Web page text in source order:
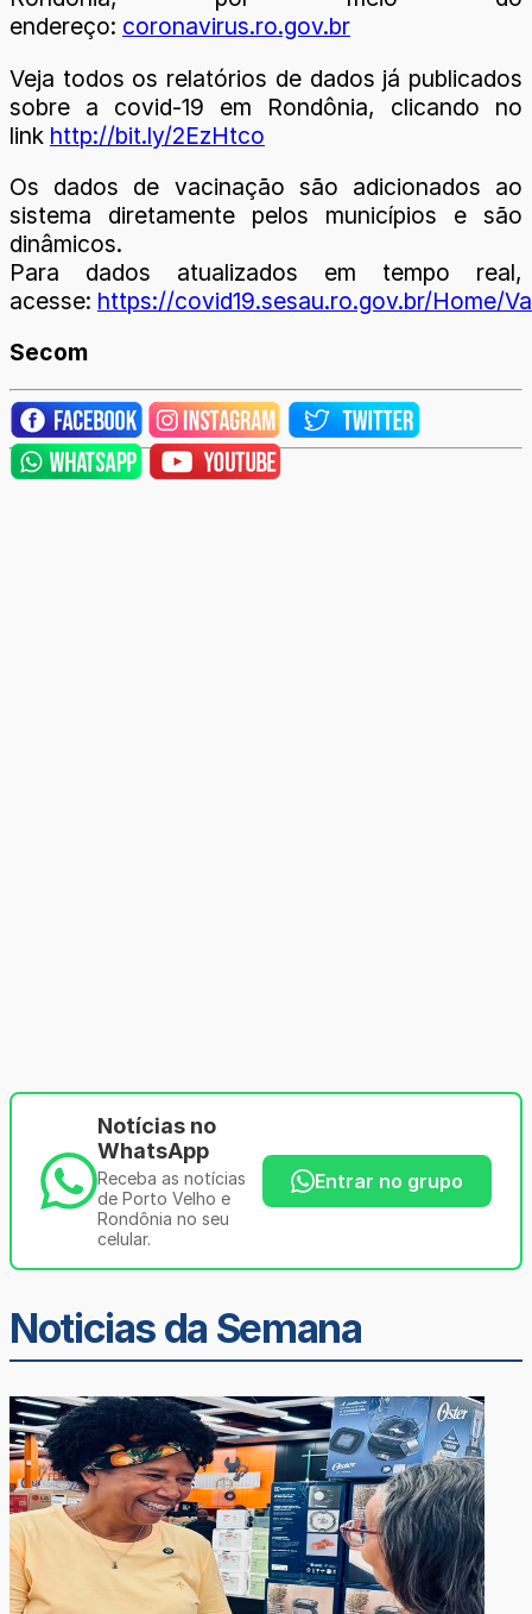
endereço: coronavirus.ro.gov.br
Veja todos os relatórios de dados já publicados
sobre a covid-19 em Rondônia, clicando no
link http://bit.ly/2EzHtco
Os dados de vacinação são adicionados ao
sistema diretamente pelos municípios e são
dinâmicos.
Para dados atualizados em tempo real,
acesse: https://covid19.sesau.ro.gov.br/Home/
Secom
Notícias no
WhatsApp
Receba as notícias
de Porto Velho e
Rondônia no seu
celular.
Entrar no grupo
Noticias da Semana